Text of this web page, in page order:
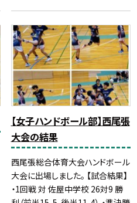
【女子ハンドボール部】西尾張
大会の結果
西尾張総合体育大会ハンドボール
大会に出場しました。 【試合結果】
・1回戦 対 佐屋中学校 26対9 勝